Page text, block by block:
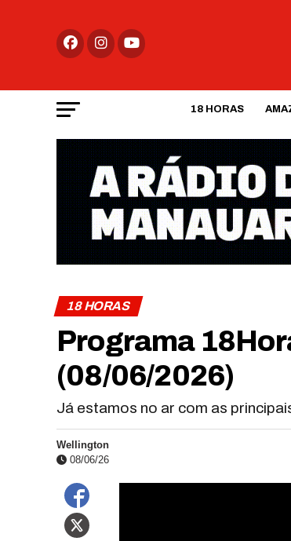
18 HORAS
18 HORAS
Programa
(08/06/2026)
Já estamos no ar com as
Wellington
08/06/26